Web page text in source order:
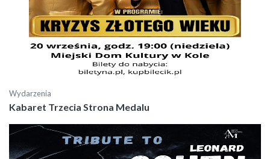
Wydarzenia
Kabaret Trzecia Strona Medalu